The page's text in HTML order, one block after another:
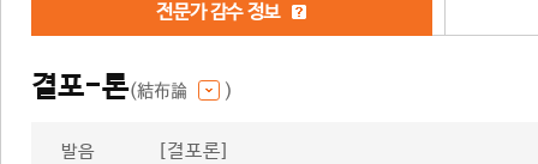
전문가 감수 정보
결포-론(結布論 )
발음 [결포론]